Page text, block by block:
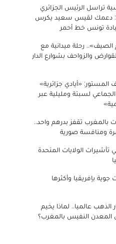
تراسل الرئيس الجزائري
دعمك لقيس سعيد يكرس
تونس خط أحمر
رحلة ميدانية مع
والزواحف بشوارع الدار
المستور: «أيادي جزائرية»
لسبتة ومليلية عبر
بالمغرب تقفز بدرهم واحد..
ومنافسة صورية
تأشيرات الولايات المتحدة
جوية بإفريقيا وأكثرها
عالميا.. لماذا يخيم
المعدن النفيس بالمغرب؟